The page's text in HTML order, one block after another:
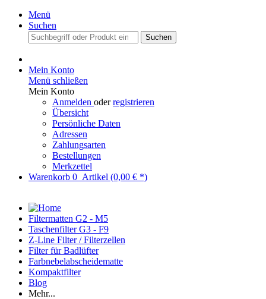
Menü
Suchen
Suchen
Mein Konto
Menü schließen
Mein Konto
Anmelden oderregistrieren
Übersicht
Persönliche Daten
Adressen
Zahlungsarten
Bestellungen
Merkzettel
Warenkorb 0 Artikel (0,00 € *)
Filtermatten G2 - M5
Taschenfilter G3 - F9
Z-Line Filter / Filterzellen
Filter für Badlüfter
Farbnebelabscheidematte
Kompaktfilter
Blog
Mehr...